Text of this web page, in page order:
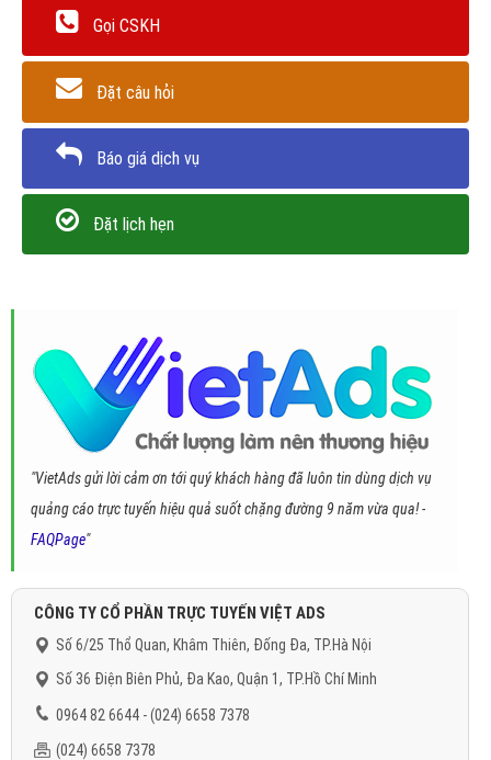
Gọi CSKH
Đặt câu hỏi
Báo giá dịch vụ
Đặt lịch hẹn
"VietAds gửi lời cảm ơn tới quý khách hàng đã luôn tin dùng dịch vụ
quảng cáo trực tuyến hiệu quả suốt chặng đường 9 năm vừa qua! -
FAQPage"
CÔNG TY CỔ PHẦN TRỰC TUYẾN VIỆT ADS
Số 6/25 Thổ Quan, Khâm Thiên, Đống Đa, TP.Hà Nội
Số 36 Điện Biên Phủ, Đa Kao, Quận 1, TP.Hồ Chí Minh
0964 82 6644 - (024) 6658 7378
(024) 6658 7378